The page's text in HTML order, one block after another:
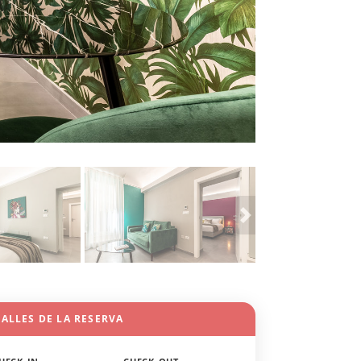
DE LA RESERVA